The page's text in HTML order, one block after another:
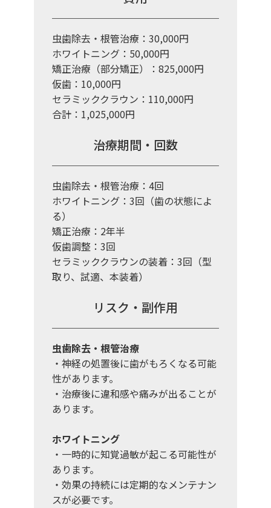
虫歯除去・根管治療：30,000円
ホワイトニング：50,000円
矯正治療（部分矯正）：825,000円
仮歯：10,000円
セラミッククラウン：110,000円
合計：1,025,000円
治療期間・回数
虫歯除去・根管治療：4回
ホワイトニング：3回（歯の状態によ
る）
矯正治療：2年半
仮歯調整：3回
セラミッククラウンの装着：3回（型
取り、試適、本装着）
リスク・副作用
虫歯除去・根管治療
・神経の処置後に歯がもろくなる可能
性があります。
・治療後に違和感や痛みが出ることが
あります。
ホワイトニング
・一時的に知覚過敏が起こる可能性が
あります。
・効果の持続には定期的なメンテナン
スが必要です。